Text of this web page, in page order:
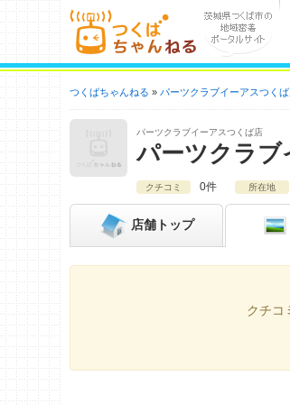
つくばちゃんねる パーツクラブイーアスつく
パーツクラブイーアスつくば店
パーツクラブ
クチコミ 0件 所在地
店舗 トップ
クチコ